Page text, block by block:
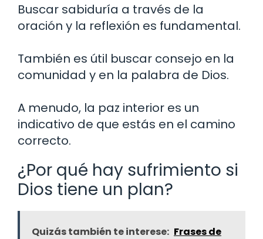
Buscar sabiduría a través de la
oración y la reflexión es fundamental.
También es útil buscar consejo en la
comunidad y en la palabra de Dios.
A menudo, la paz interior es un
indicativo de que estás en el camino
correcto.
¿Por qué hay sufrimiento si
Dios tiene un plan?
Quizás también te interese: Frases de